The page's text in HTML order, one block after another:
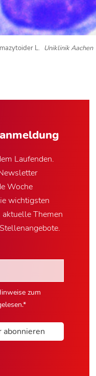
L. Uniklinik Aachen
Laufenden.
Woche
wichtigsten
Themen
zum